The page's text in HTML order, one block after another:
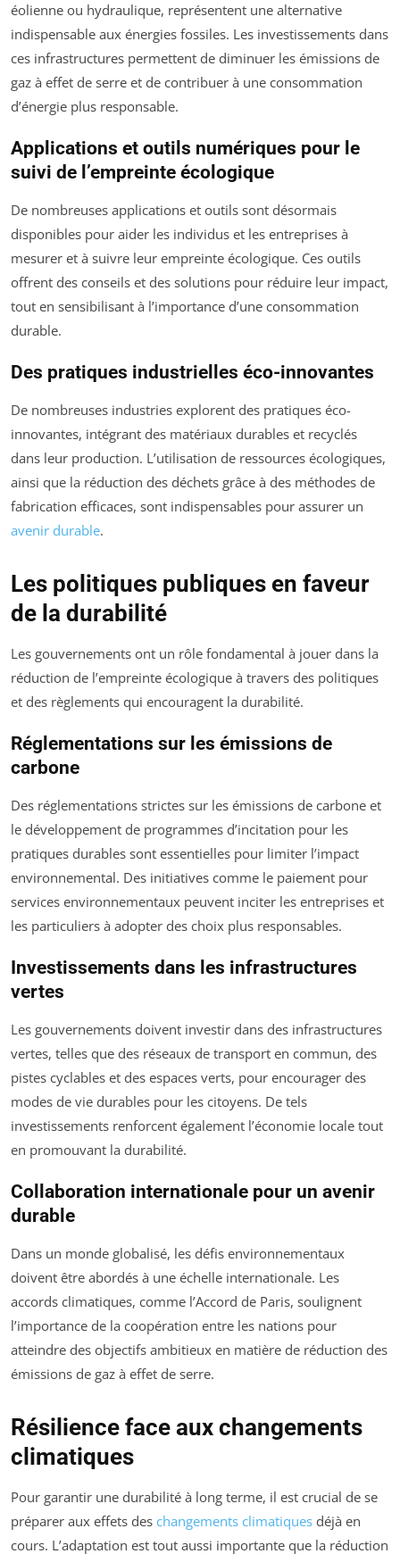
éolienne ou hydraulique, représentent une alternative
indispensable aux énergies fossiles. Les investissements dans
ces infrastructures permettent de diminuer les émissions de
gaz à effet de serre et de contribuer à une consommation
d’énergie plus responsable.
Applications et outils numériques pour le
suivi de l’empreinte écologique
De nombreuses applications et outils sont désormais
disponibles pour aider les individus et les entreprises à
mesurer et à suivre leur empreinte écologique. Ces outils
offrent des conseils et des solutions pour réduire leur impact,
tout en sensibilisant à l’importance d’une consommation
durable.
Des pratiques industrielles éco-innovantes
De nombreuses industries explorent des pratiques éco-
innovantes, intégrant des matériaux durables et recyclés
dans leur production. L’utilisation de ressources écologiques,
ainsi que la réduction des déchets grâce à des méthodes de
fabrication efficaces, sont indispensables pour assurer un
avenir durable.
Les politiques publiques en faveur
de la durabilité
Les gouvernements ont un rôle fondamental à jouer dans la
réduction de l’empreinte écologique à travers des politiques
et des règlements qui encouragent la durabilité.
Réglementations sur les émissions de
carbone
Des réglementations strictes sur les émissions de carbone et
le développement de programmes d’incitation pour les
pratiques durables sont essentielles pour limiter l’impact
environnemental. Des initiatives comme le paiement pour
services environnementaux peuvent inciter les entreprises et
les particuliers à adopter des choix plus responsables.
Investissements dans les infrastructures
vertes
Les gouvernements doivent investir dans des infrastructures
vertes, telles que des réseaux de transport en commun, des
pistes cyclables et des espaces verts, pour encourager des
modes de vie durables pour les citoyens. De tels
investissements renforcent également l’économie locale tout
en promouvant la durabilité.
Collaboration internationale pour un avenir
durable
Dans un monde globalisé, les défis environnementaux
doivent être abordés à une échelle internationale. Les
accords climatiques, comme l’Accord de Paris, soulignent
l’importance de la coopération entre les nations pour
atteindre des objectifs ambitieux en matière de réduction des
émissions de gaz à effet de serre.
Résilience face aux changements
climatiques
Pour garantir une durabilité à long terme, il est crucial de se
préparer aux effets des changements climatiques déjà en
cours. L’adaptation est tout aussi importante que la réduction